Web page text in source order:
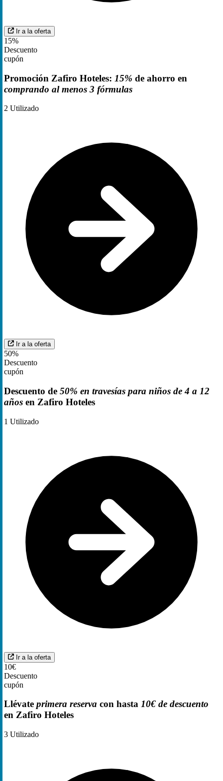
Ir a la oferta
15%
Descuento
cupón
Promoción Zafiro Hoteles: 15% de ahorro en
comprando al menos 3 fórmulas
2 Utilizado
Ir a la oferta
50%
Descuento
cupón
Descuento de 50% en travesías para niños de 4 a 12
años en Zafiro Hoteles
1 Utilizado
Ir a la oferta
10€
Descuento
cupón
Llévate primera reserva con hasta 10€ de descuento
en Zafiro Hoteles
3 Utilizado